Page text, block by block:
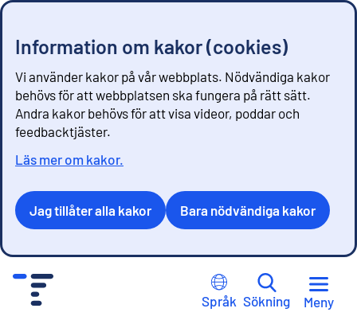
Information om kakor (cookies)
Vi använder kakor på vår webbplats. Nödvändiga kakor
behövs för att webbplatsen ska fungera på rätt sätt.
Andra kakor behövs för att visa videor, poddar och
feedbacktjäster.
Läs mer om kakor.
Jag tillåter alla kakor Bara nödvändiga kakor
Språk Sökning Meny